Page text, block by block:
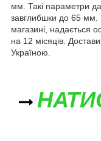
мм. Такі параметри
завглибшки до 65 мм.
магазині, надається
на 12 місяців.
Україною.